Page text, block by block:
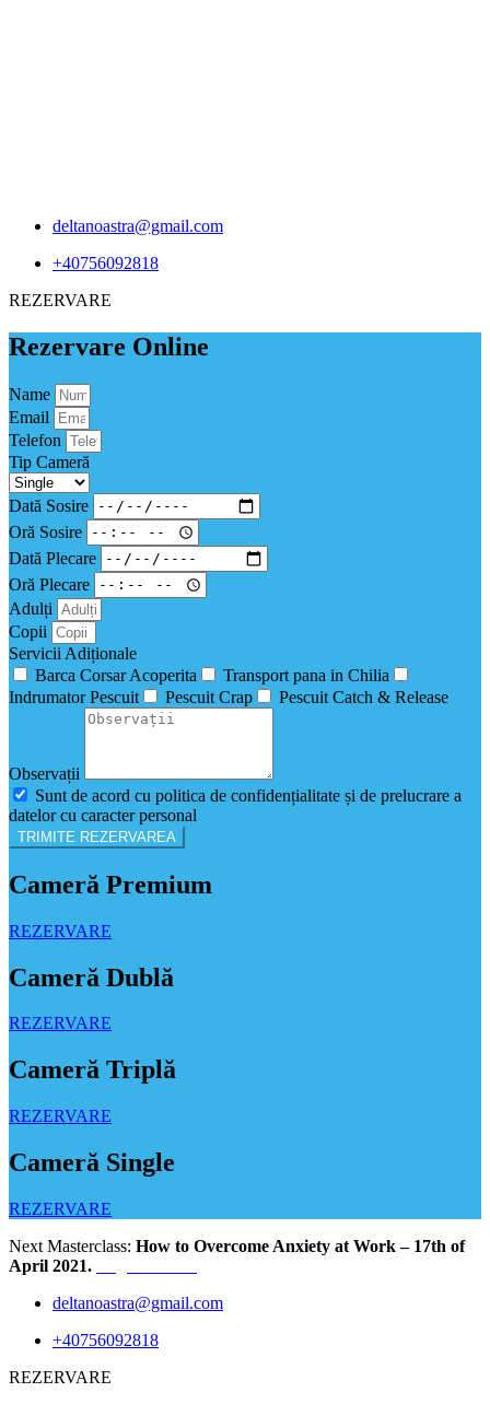
deltanoastra@gmail.com
+40756092818
REZERVARE
Rezervare Online
Name
Email
Telefon
Tip Cameră
Dată Sosire
Oră Sosire
Dată Plecare
Oră Plecare
Adulți
Copii
Servicii Adiționale
Barca Corsar Acoperita
Transport pana in Chilia
Indrumator Pescuit
Pescuit Crap Pescuit Catch & Release
Observații
Sunt de acord cu politica de confidențialitate și de prelucrare a
datelor cu caracter personal
TRIMITE REZERVAREA
Cameră Premium
REZERVARE
Cameră Dublă
REZERVARE
Cameră Triplă
REZERVARE
Cameră Single
REZERVARE
Next Masterclass: How to Overcome Anxiety at Work – 17th of
April 2021.
deltanoastra@gmail.com
+40756092818
REZERVARE